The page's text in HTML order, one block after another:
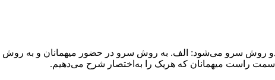
روش سرو می‌شود: الف. به روش سرو در حضور میهمانان و به روش
سمت راست میهمانان که هریک را به‌اختصار شرح می‌دهیم.